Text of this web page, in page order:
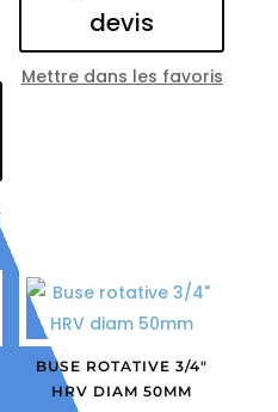
devis
Mettre dans les favoris
BUSE ROTATIVE 3/4″
HRV DIAM 50MM